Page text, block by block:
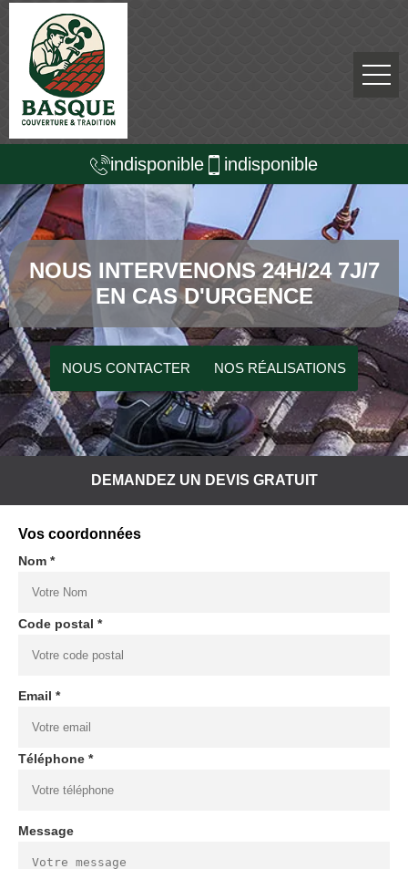
indisponible indisponible
NOUS INTERVENONS 24H/24 7J/7
EN CAS D'URGENCE
NOUS CONTACTER NOS RÉALISATIONS
DEMANDEZ UN DEVIS GRATUIT
Vos coordonnées
Nom *
Code postal *
Email *
Téléphone *
Message